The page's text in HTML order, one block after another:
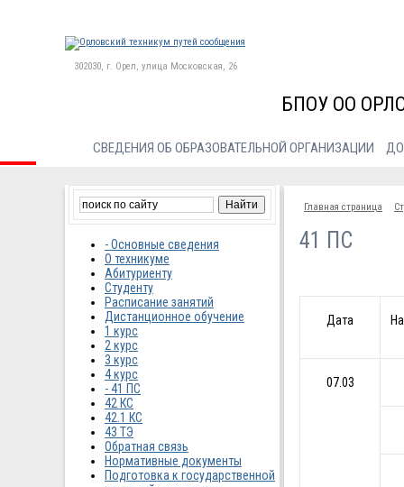
302030, г. Орел, улица Московская, 26
БПОУ ОО
СВЕДЕНИЯ ОБ ОБРАЗОВАТЕЛЬНОЙ ОРГАНИЗАЦИИ
- Основные сведения
О техникуме
Абитуриенту
Студенту
Расписание занятий
Дистанционное обучение
1 курс
2 курс
3 курс
4 курс
- 41 ПС
42 КС
42.1 КС
43 ТЭ
Обратная связь
Нормативные документы
Подготовка к государственной
Главная страница
41 ПС
Дата
07.03